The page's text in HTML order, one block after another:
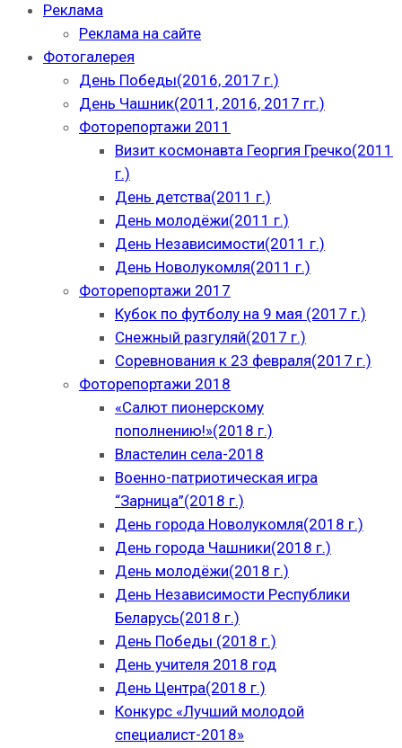
Реклама
Реклама на сайте
Фотогалерея
День Победы(2016, 2017 г.)
День Чашник(2011, 2016, 2017 гг.)
Фоторепортажи 2011
Визит космонавта Георгия Гречко(2011
г.)
День детства(2011 г.)
День молодёжи(2011 г.)
День Независимости(2011 г.)
День Новолукомля(2011 г.)
Фоторепортажи 2017
Кубок по футболу на 9 мая (2017 г.)
Снежный разгуляй(2017 г.)
Соревнования к 23 февраля(2017 г.)
Фоторепортажи 2018
«Салют пионерскому
пополнению!»(2018 г.)
Властелин села-2018
Военно-патриотическая игра
“Зарница”(2018 г.)
День города Новолукомля(2018 г.)
День города Чашники(2018 г.)
День молодёжи(2018 г.)
День Независимости Республики
Беларусь(2018 г.)
День Победы (2018 г.)
День учителя 2018 год
День Центра(2018 г.)
Конкурс «Лучший молодой
специалист-2018»